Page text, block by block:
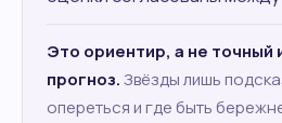
Это ориентир, а не точный
прогноз.Звёзды лишь
опереться и где быть